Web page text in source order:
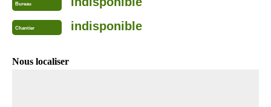
Bureau
Chantier indisponible
Nous localiser